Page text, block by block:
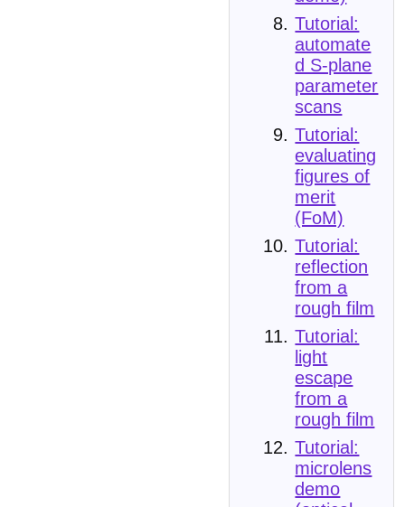
Tutorial:
automate
d S-plane
parameter
scans
Tutorial:
evaluating
figures of
merit
(FoM)
Tutorial:
reflection
from a
rough film
Tutorial:
light
escape
from a
rough film
Tutorial:
microlens
demo